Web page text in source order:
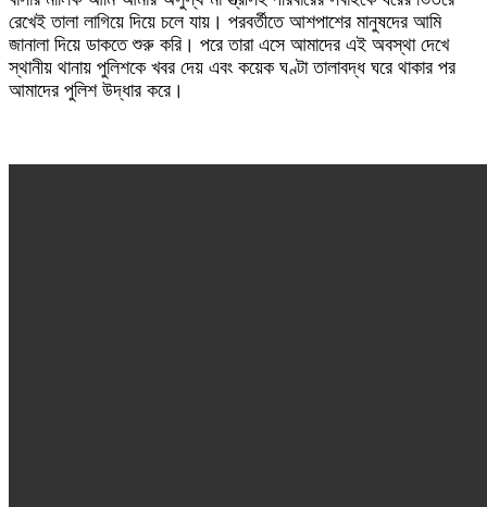
রেখেই তালা লাগিয়ে দিয়ে চলে যায়। পরবর্তীতে আশপাশের মানুষদের আমি
জানালা দিয়ে ডাকতে শুরু করি। পরে তারা এসে আমাদের এই অবস্থা দেখে
স্থানীয় থানায় পুলিশকে খবর দেয় এবং কয়েক ঘণ্টা তালাবদ্ধ ঘরে থাকার পর
আমাদের পুলিশ উদ্ধার করে।